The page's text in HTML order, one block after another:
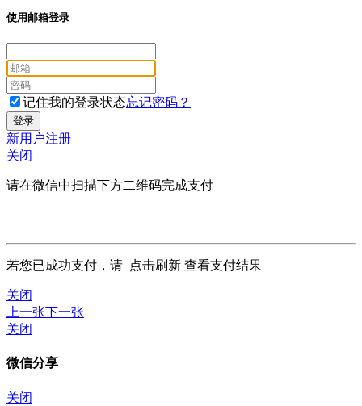
使用邮箱登录
记住我的登录状态忘记密码？
新用户注册
关闭
请在微信中扫描下方二维码完成支付
若您已成功支付，请 点击刷新 查看支付结果
关闭
上一张下一张
关闭
微信分享
关闭